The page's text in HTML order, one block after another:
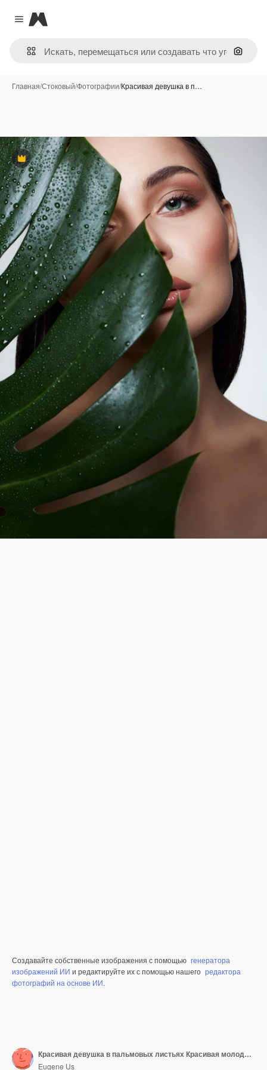
Close menu
Magnific
Поиск
Главная/Стоковый/Фотографии/Красивая девушка в п…
Премиум
Создавайте собственные изображения с помощью генератора
изображений ИИ и редактируйте их с помощью нашего редактора
фотографий на основе ИИ.
Красивая девушка в пальмовых листьях Красивая молодая женщина с макияжем
Eugene Us